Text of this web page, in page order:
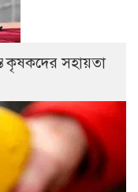
কৃষকদের সহায়তা